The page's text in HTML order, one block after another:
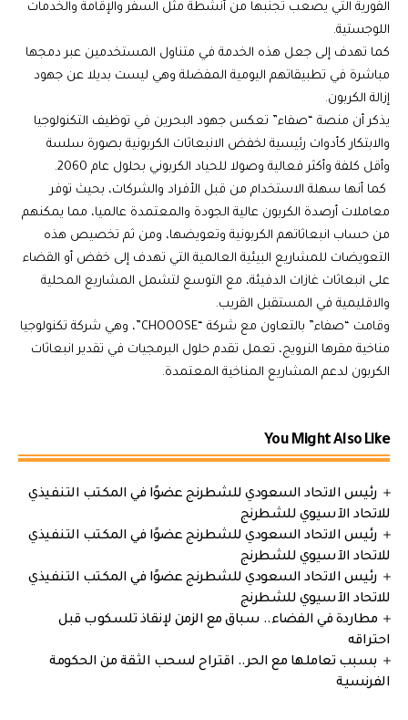
الفورية التي يصعب تجنبها من أنشطة مثل السفر والإقامة والخدمات
اللوجستية.
كما تهدف إلى جعل هذه الخدمة في متناول المستخدمين عبر دمجها
مباشرة في تطبيقاتهم اليومية المفضلة وهي ليست بديلا عن جهود
إزالة الكربون.
يذكر أن منصة “صفاء” تعكس جهود البحرين في توظيف التكنولوجيا
والابتكار كأدوات رئيسية لخفض الانبعاثات الكربونية بصورة سلسة
وأقل كلفة وأكثر فعالية وصولا للحياد الكربوني بحلول عام 2060.
كما أنها سهلة الاستخدام من قبل الأفراد والشركات، بحيث توفر
معاملات أرصدة الكربون عالية الجودة والمعتمدة عالميا، مما يمكنهم
من حساب انبعاثاتهم الكربونية وتعويضها، ومن ثم تخصيص هذه
التعويضات للمشاريع البيئية العالمية التي تهدف إلى خفض أو القضاء
على انبعاثات غازات الدفيئة، مع التوسع لتشمل المشاريع المحلية
والاقليمية في المستقبل القريب.
وقامت “صفاء” بالتعاون مع شركة “CHOOOSE”، وهي شركة تكنولوجيا
مناخية مقرها النرويج، تعمل تقدم حلول البرمجيات في تقدير انبعاثات
الكربون لدعم المشاريع المناخية المعتمدة.
You Might Also Like
رئيس الاتحاد السعودي للشطرنج عضوًا في المكتب التنفيذي
للاتحاد الآسيوي للشطرنج
رئيس الاتحاد السعودي للشطرنج عضوًا في المكتب التنفيذي
للاتحاد الآسيوي للشطرنج
رئيس الاتحاد السعودي للشطرنج عضوًا في المكتب التنفيذي
للاتحاد الآسيوي للشطرنج
مطاردة في الفضاء.. سباق مع الزمن لإنقاذ تلسكوب قبل
احتراقه
بسبب تعاملها مع الحر.. اقتراح لسحب الثقة من الحكومة
الفرنسية